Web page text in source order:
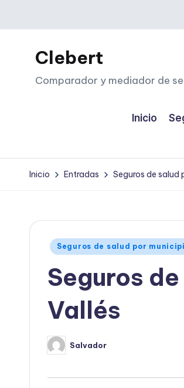
Saltar
contenidoClebert
Comparador y mediador de
Inicio
Inicio Entradas Seguros de salud
Publicado
Seguros de salud por
Seguros
Vallés
Publicado
por
Salvador